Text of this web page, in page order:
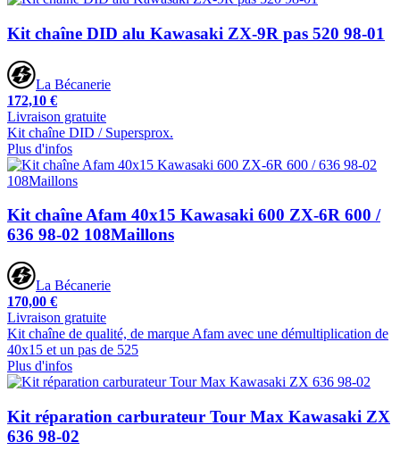
Kit chaîne DID alu Kawasaki ZX-9R pas 520 98-01
La Bécanerie
172,10 €
Livraison gratuite
Kit chaîne DID / Supersprox.
Plus d'infos
Kit chaîne Afam 40x15 Kawasaki 600 ZX-6R 600 /
636 98-02 108Maillons
La Bécanerie
170,00 €
Livraison gratuite
Kit chaîne de qualité, de marque Afam avec une démultiplication de
40x15 et un pas de 525
Plus d'infos
Kit réparation carburateur Tour Max Kawasaki ZX
636 98-02